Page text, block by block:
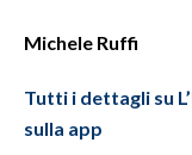
Michele Ruffi
Tutti i dettagli su
sulla app